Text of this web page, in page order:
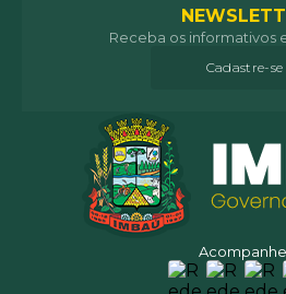
Receba os informativos
Cadastre-se